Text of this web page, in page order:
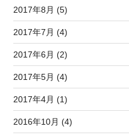
2017年8月 (5)
2017年7月 (4)
2017年6月 (2)
2017年5月 (4)
2017年4月 (1)
2016年10月 (4)